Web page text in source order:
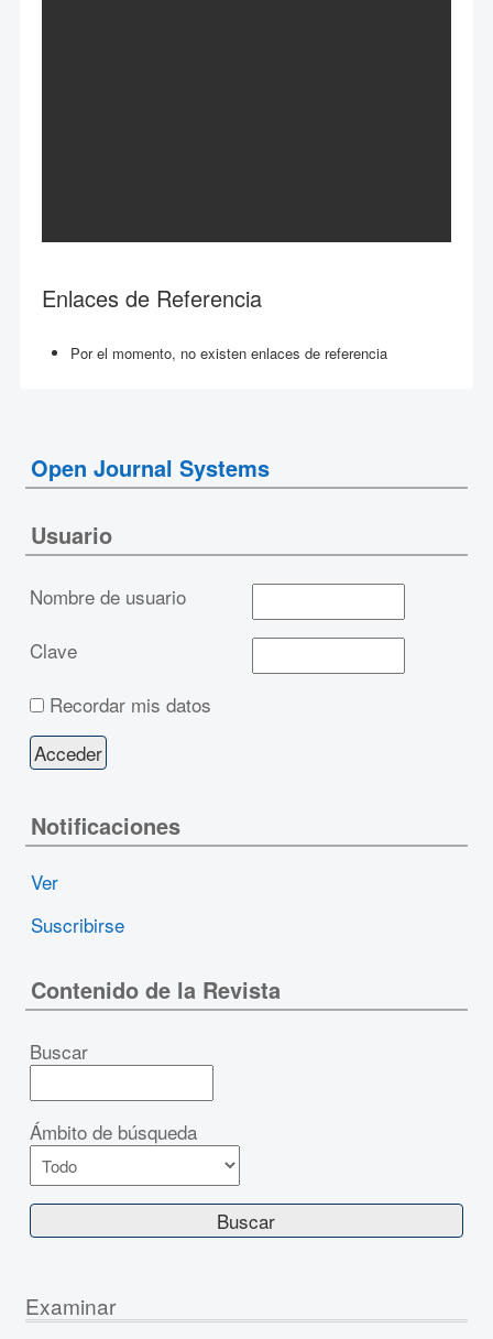
Enlaces de Referencia
Por el momento, no existen enlaces de referencia
Open Journal Systems
Usuario
Nombre de usuario
Clave
Recordar mis datos
Notificaciones
Ver
Suscribirse
Contenido de la Revista
Buscar
Ámbito de búsqueda
Examinar